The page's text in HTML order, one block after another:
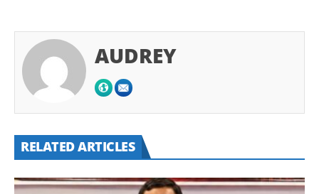
AUDREY
RELATED ARTICLES